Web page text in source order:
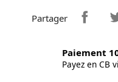
Partager
Paiement
Payez en CB